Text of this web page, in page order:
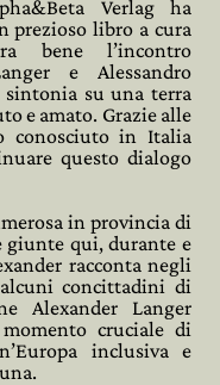
Verlag ha
prezioso libro a cura
bene l’incontro
e Alessandro
sintonia su una terra
e amato. Grazie alle
conosciuto in Italia
questo dialogo
in provincia di
giunte qui, durante e
racconta negli
concittadini di
Alexander Langer
cruciale di
inclusiva e